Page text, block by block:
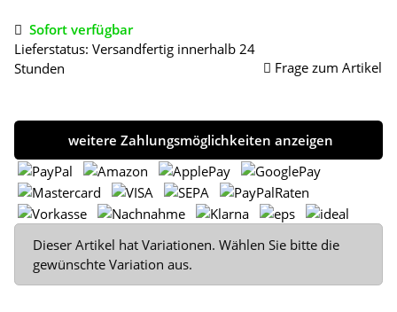
Sofort verfügbar
Lieferstatus: Versandfertig innerhalb 24
Stunden
Frage zum Artikel
weitere Zahlungsmöglichkeiten anzeigen
x
Dieser Artikel hat Variationen. Wählen Sie bitte die
gewünschte Variation aus.